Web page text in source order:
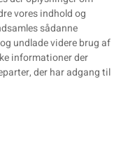
vores indhold og
sådanne
undlade videre brug af
informationer der
der har adgang til